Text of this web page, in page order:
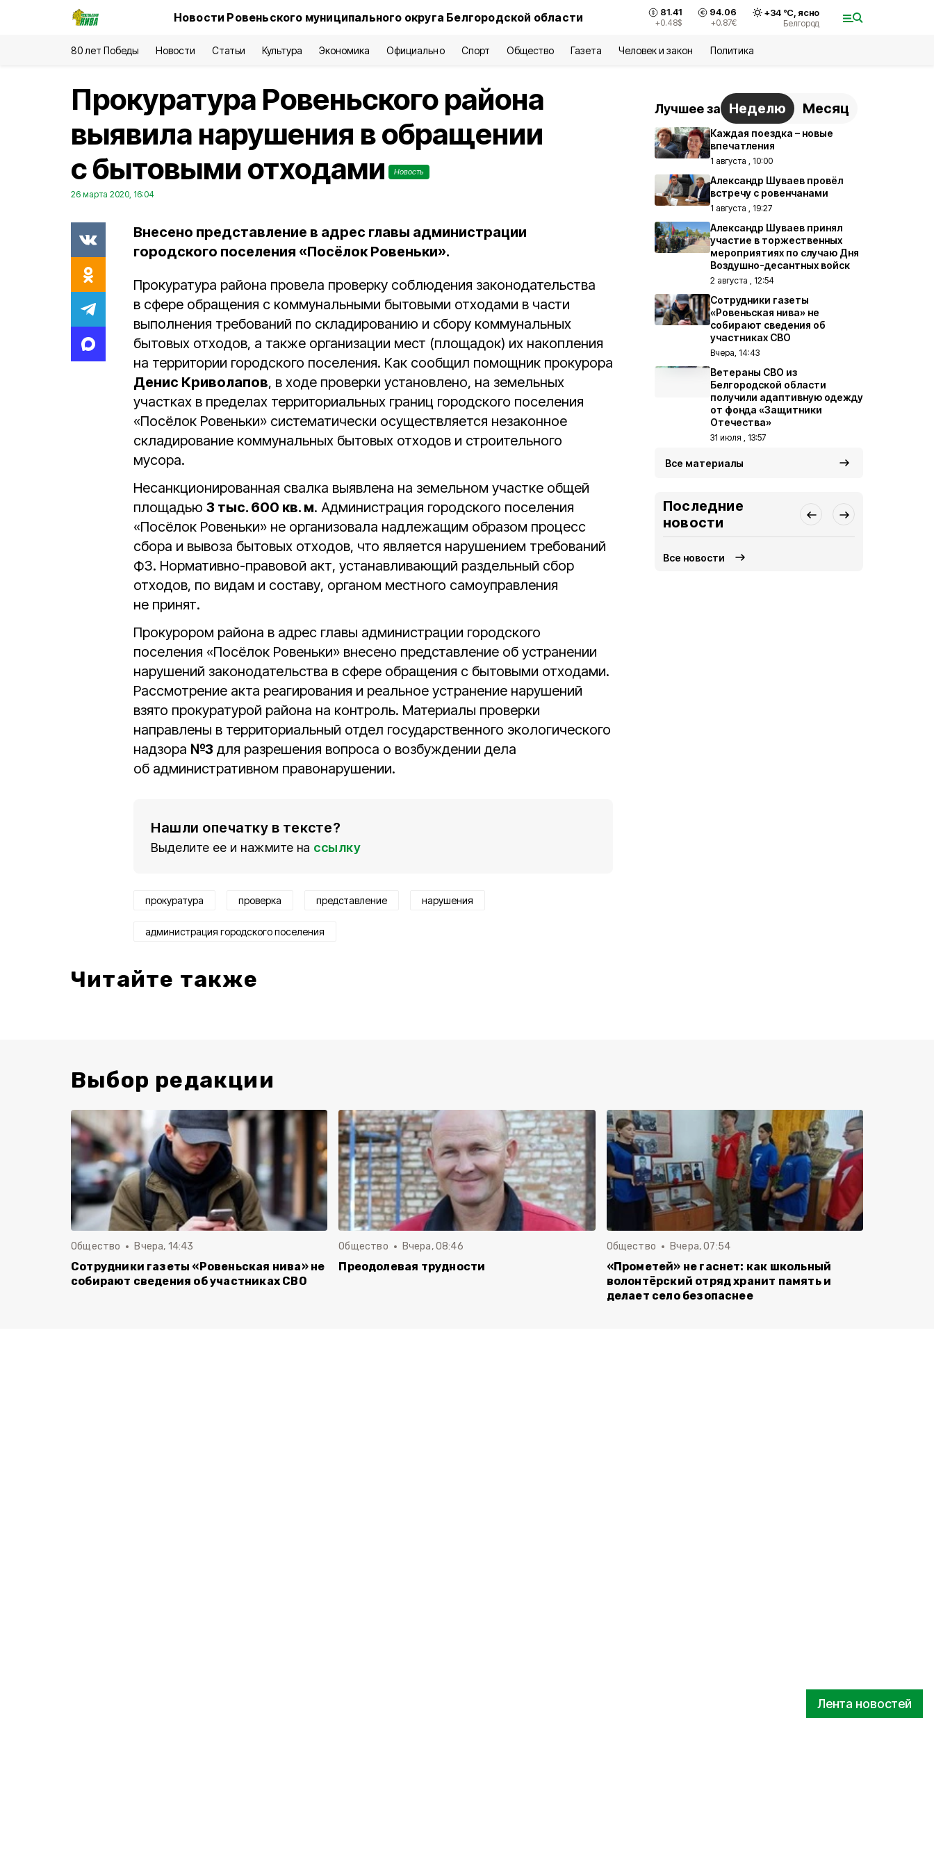
Новости Ровеньского муниципального округа Белгородской области 81.41
+0.48$
94.06
+0.87€
+34°С, ясно
Белгород
80 лет Победы Новости Статьи Культура Экономика Официально Спорт Общество Газета Человек и закон Политика
Лента новостей
Прокуратура Ровеньского района
выявила нарушения в обращении
с бытовыми отходами
Новость
26 марта 2020, 16:04
Внесено представление в адрес главы администрации
городского поселения «Посёлок Ровеньки».
Прокуратура района провела проверку соблюдения законодательства
в сфере обращения с коммунальными бытовыми отходами в части
выполнения требований по складированию и сбору коммунальных
бытовых отходов, а также организации мест (площадок) их накопления
на территории городского поселения. Как сообщил помощник прокурора
Денис Криволапов, в ходе проверки установлено, на земельных
участках в пределах территориальных границ городского поселения
«Посёлок Ровеньки» систематически осуществляется незаконное
складирование коммунальных бытовых отходов и строительного
мусора.
Несанкционированная свалка выявлена на земельном участке общей
площадью 3 тыс. 600 кв. м. Администрация городского поселения
«Посёлок Ровеньки» не организовала надлежащим образом процесс
сбора и вывоза бытовых отходов, что является нарушением требований
ФЗ. Нормативно-правовой акт, устанавливающий раздельный сбор
отходов, по видам и составу, органом местного самоуправления
не принят.
Прокурором района в адрес главы администрации городского
поселения «Посёлок Ровеньки» внесено представление об устранении
нарушений законодательства в сфере обращения с бытовыми отходами.
Рассмотрение акта реагирования и реальное устранение нарушений
взято прокуратурой района на контроль. Материалы проверки
направлены в территориальный отдел государственного экологического
надзора №3 для разрешения вопроса о возбуждении дела
об административном правонарушении.
Нашли опечатку в тексте?
Выделите ее и нажмите на ссылку
прокуратура проверка представление нарушения
администрация городского поселения
Читайте также
Лучшее за Неделю Месяц
Каждая поездка – новые
впечатления
1 августа , 10:00
Александр Шуваев провёл
встречу с ровенчанами
1 августа , 19:27
Александр Шуваев принял
участие в торжественных
мероприятиях по случаю Дня
Воздушно-десантных войск
2 августа , 12:54
Сотрудники газеты
«Ровеньская нива» не
собирают сведения об
участниках СВО
Вчера, 14:43
Ветераны СВО из
Белгородской области
получили адаптивную одежду
от фонда «Защитники
Отечества»
31 июля , 13:57
Все материалы
Последние
новости
Все новости
Выбор редакции
Общество Вчера, 14:43
Сотрудники газеты «Ровеньская нива» не
собирают сведения об участниках СВО
Общество Вчера, 08:46
Преодолевая трудности
Общество Вчера, 07:54
«Прометей» не гаснет: как школьный
волонтёрский отряд хранит память и
делает село безопаснее